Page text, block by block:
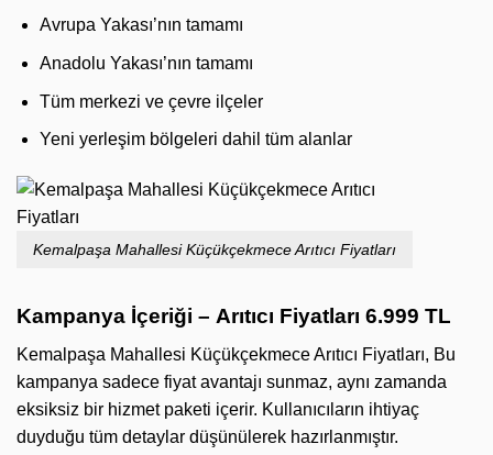
Avrupa Yakası’nın tamamı
Anadolu Yakası’nın tamamı
Tüm merkezi ve çevre ilçeler
Yeni yerleşim bölgeleri dahil tüm alanlar
Kemalpaşa Mahallesi Küçükçekmece Arıtıcı Fiyatları
Kampanya İçeriği – Arıtıcı Fiyatları 6.999 TL
Kemalpaşa Mahallesi Küçükçekmece Arıtıcı Fiyatları, Bu
kampanya sadece fiyat avantajı sunmaz, aynı zamanda
eksiksiz bir hizmet paketi içerir. Kullanıcıların ihtiyaç
duyduğu tüm detaylar düşünülerek hazırlanmıştır.